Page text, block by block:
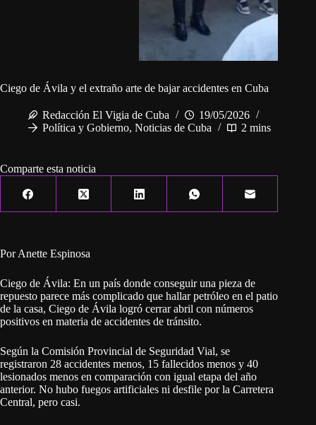
Ciego de Ávila y el extraño arte de bajar accidentes en Cuba
Redacción El Vigia de Cuba
19/05/2026
Política y Gobierno, Noticias de Cuba 2 mins
Comparte esta noticia
Por Anette Espinosa
Ciego de Ávila: En un país donde conseguir una pieza de
repuesto parece más complicado que hallar petróleo en el patio
de la casa, Ciego de Ávila logró cerrar abril con números
positivos en materia de accidentes de tránsito.
Según la Comisión Provincial de Seguridad Vial, se
registraron 28 accidentes menos, 15 fallecidos menos y 40
lesionados menos en comparación con igual etapa del año
anterior. No hubo fuegos artificiales ni desfile por la Carretera
Central, pero casi.